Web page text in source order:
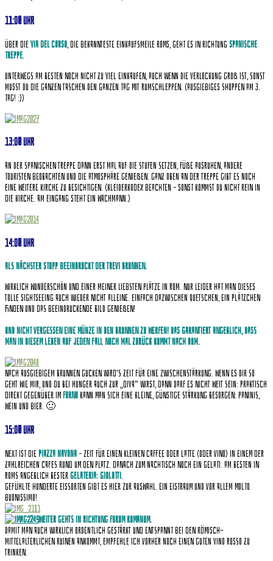
11:00 Uhr
Über dieVia del Corso , die bekannteste Einkaufsmeile Roms, geht es in Richtung spanische
Treppe
Unterwegs am besten noch nicht zu viel einkaufen, auch wenn die Verlockung groß ist, sonst
musst du die ganzen Taschen den ganzen Tag mit rumschleppen. (ausgiebiges Shoppen am 3.
Tag! :))
13:00 Uhr
An der spanischen Treppe dann erst mal auf die Stufen setzen, Füße ausruhen, andere
Touristen beobachten und die Atmosphäre genießen. Ganz oben an der Treppe gibt es noch
eine weitere Kirche zu besichtigen. (Kleiderkodex beachten – sonst kommst Du nicht rein in
die Kirche. Am Eingang steht ein Wachmann.)
14:00 Uhr
Als nächster Stopp beeindruckt der Trevi Brunnen.
Wirklich Wunderschön und einer meiner liebsten Plätze in Rom. Nur leider hat man dieses
tolle Sightseeing auch wieder nicht alleine. Einfach dazwischen quetschen, ein Plätzchen
finden und das beeindruckende Bild genießen!
Und nicht vergessen eine Münze in den Brunnen zu werfen! Das garantiert angeblich, dass
man in diesem Leben auf jeden Fall noch mal zurück kommt nach Rom.
Nach ausgiebigem Brunnen gucken wird’s Zeit für eine Zwischenstärkung. Wenn es Dir so
geht wie mir, und Du bei Hunger auch zur „Diva“ wirst, dann darf es nicht weit sein: Praktisch
direkt gegenüber im Forno kann man sich eine kleine, günstige Stärkung besorgen: Paninis,
Wein und Bier. 🙂
15:00 Uhr
Next ist diePiazza Navona – Zeit für einen kleinen Caffee oder Latte (oder Vino) in einem der
zahlreichen Cafes rund um den Platz. Danach zum Nachtisch noch ein Gelati. Am besten in
Roms angeblich besterGelateria: Giolotti.
Gefühlte Hunderte Eissorten gibt es hier zur Auswahl. Ein Eistraum und vor allem molto
buonissimo!
Weiter gehts in Richtung Forum Romanum.
Damit man auch wirklich ordentlich gestärkt und entspannt bei den römisch-
mittelalterlichen Ruinen ankommt, empfehle ich vorher noch einen guten Vino Rosso zu
trinken.